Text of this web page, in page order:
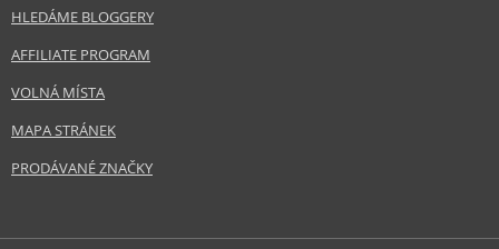
HLEDÁME BLOGGERY
AFFILIATE PROGRAM
VOLNÁ MÍSTA
MAPA STRÁNEK
PRODÁVANÉ ZNAČKY